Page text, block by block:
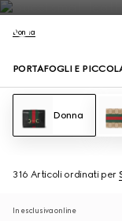
Donna
PORTAFOGLI E
Donna
316 Articoli ordinati per
In esclusiva online